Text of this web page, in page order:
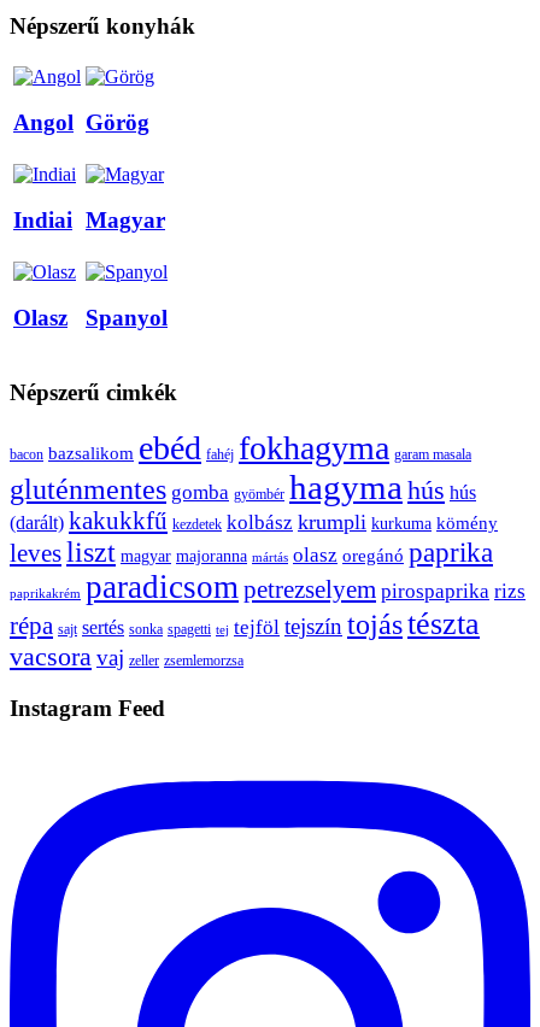
Népszerű konyhák
Angol Görög
Indiai Magyar
Olasz Spanyol
Népszerű cimkék
bacon bazsalikom ebéd fahéj fokhagyma garam masala
gluténmentes gomba gyömbér hagyma hús hús
(darált) kakukkfű kezdetek kolbász krumpli kurkuma kömény
levesliszt magyar majoranna mártás olasz oregánó paprika
paprikakrém paradicsompetrezselyem pirospaprika rizs
répa sajt sertés sonka spagetti tej tejföl tejszín tojástészta
vacsoravaj zeller zsemlemorzsa
Instagram Feed